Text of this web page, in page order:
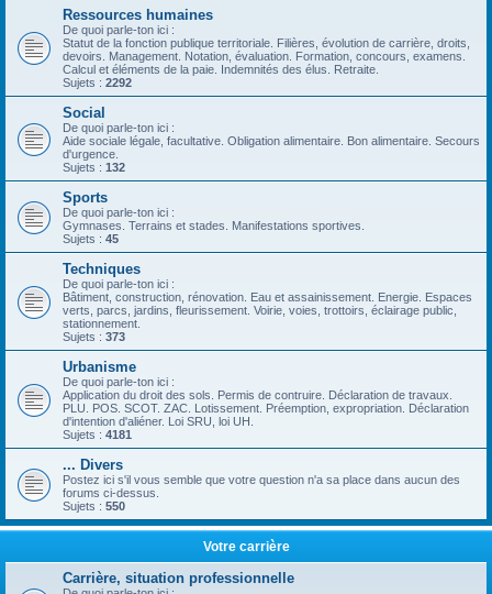
Ressources humaines
De quoi parle-ton ici :
Statut de la fonction publique territoriale. Filières, évolution de carrière, droits,
devoirs. Management. Notation, évaluation. Formation, concours, examens.
Calcul et éléments de la paie. Indemnités des élus. Retraite.
Sujets : 2292
Social
De quoi parle-ton ici :
Aide sociale légale, facultative. Obligation alimentaire. Bon alimentaire. Secours
d'urgence.
Sujets : 132
Sports
De quoi parle-ton ici :
Gymnases. Terrains et stades. Manifestations sportives.
Sujets : 45
Techniques
De quoi parle-ton ici :
Bâtiment, construction, rénovation. Eau et assainissement. Energie. Espaces
verts, parcs, jardins, fleurissement. Voirie, voies, trottoirs, éclairage public,
stationnement.
Sujets : 373
Urbanisme
De quoi parle-ton ici :
Application du droit des sols. Permis de contruire. Déclaration de travaux.
PLU. POS. SCOT. ZAC. Lotissement. Préemption, expropriation. Déclaration
d'intention d'aliéner. Loi SRU, loi UH.
Sujets : 4181
... Divers
Postez ici s'il vous semble que votre question n'a sa place dans aucun des
forums ci-dessus.
Sujets : 550
Votre carrière
Carrière, situation professionnelle